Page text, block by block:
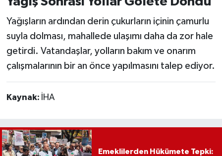
Yağışların ardından derin çukurların içinin çamurlu
suyla dolması, mahallede ulaşımı daha da zor hale
getirdi. Vatandaşlar, yolların bakım ve onarım
çalışmalarının bir an önce yapılmasını talep ediyor.
Kaynak: İHA
Emeklilerden Hükümete Tepki: